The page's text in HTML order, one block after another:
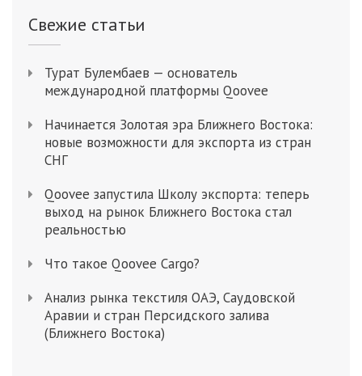
Свежие статьи
Турат Булембаев — основатель
международной платформы Qoovee
Начинается Золотая эра Ближнего Востока:
новые возможности для экспорта из стран
СНГ
Qoovee запустила Школу экспорта: теперь
выход на рынок Ближнего Востока стал
реальностью
Что такое Qoovee Cargo?
Анализ рынка текстиля ОАЭ, Саудовской
Аравии и стран Персидского залива
(Ближнего Востока)